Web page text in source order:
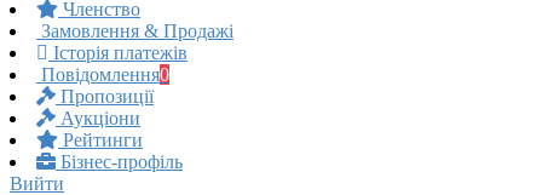
Членство
Замовлення & Продажі
Історія платежів
Повідомлення0
Пропозиції
Аукціони
Рейтинги
Бізнес-профіль
Вийти